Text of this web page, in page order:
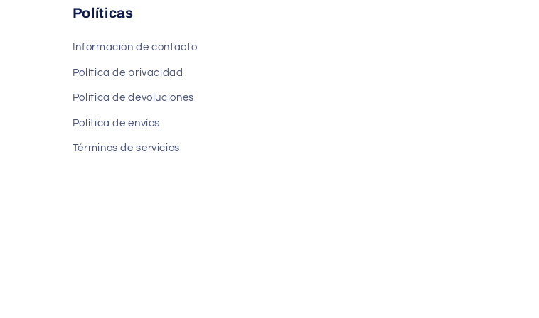
Políticas
Información de contacto
Política de privacidad
Política de devoluciones
Política de envíos
Términos de servicios